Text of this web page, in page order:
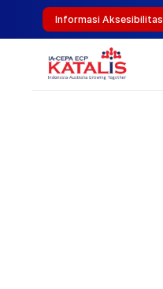
Informasi Aksesibilitas